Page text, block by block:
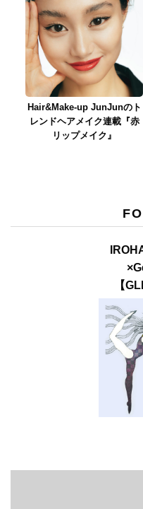
Hair&Make-up JunJunのト
レンドヘアメイク連載『赤
リップメイク』
【